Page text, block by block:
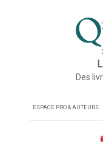
Des
ESPACE PRO & AUTEURS